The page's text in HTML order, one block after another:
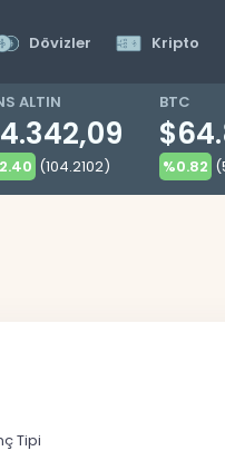
Dövizler Kripto
ALTIN
(104.2102)
BTC
%0.82
Tipi